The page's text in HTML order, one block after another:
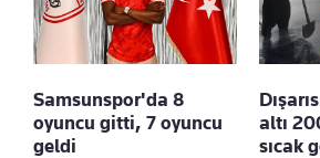
Samsunspor'da 8
oyuncu gitti, 7 oyuncu
geldi
altı
sıcak